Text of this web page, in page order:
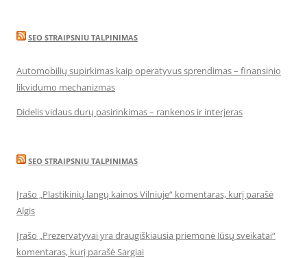
SEO STRAIPSNIU TALPINIMAS
Automobilių supirkimas kaip operatyvus sprendimas – finansinio
likvidumo mechanizmas
Didelis vidaus durų pasirinkimas – rankenos ir interjeras
SEO STRAIPSNIU TALPINIMAS
Įrašo „Plastikinių langų kainos Vilniuje“ komentaras, kurį parašė
Algis
Įrašo „Prezervatyvai yra draugiškiausia priemonė Jūsų sveikatai“
komentaras, kurį parašė Sargiai